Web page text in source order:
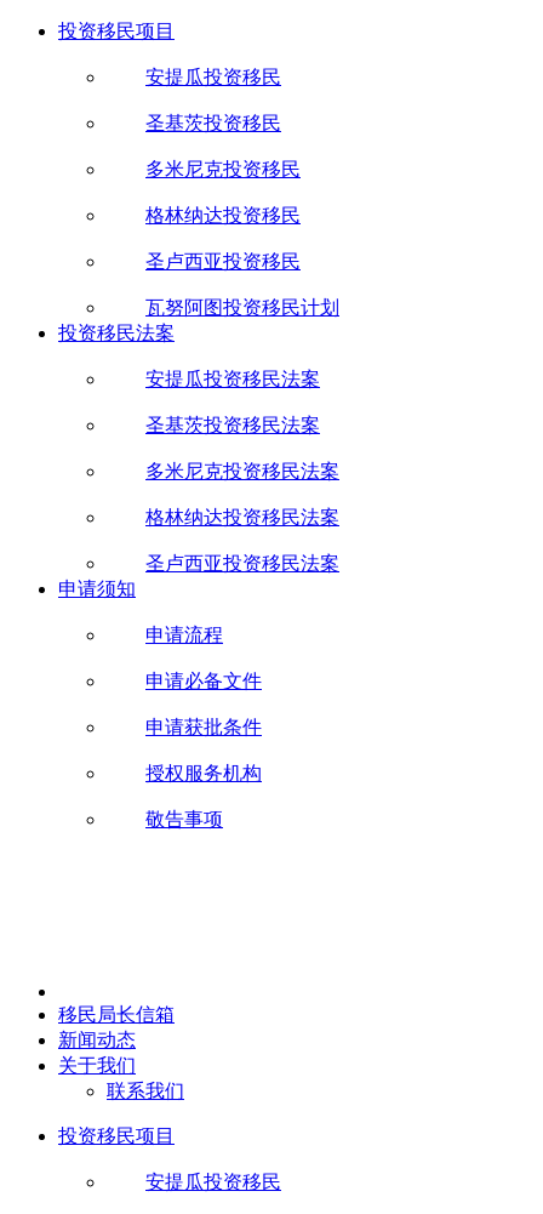
投资移民项目
安提瓜投资移民
圣基茨投资移民
多米尼克投资移民
格林纳达投资移民
圣卢西亚投资移民
瓦努阿图投资移民计划
投资移民法案
安提瓜投资移民法案
圣基茨投资移民法案
多米尼克投资移民法案
格林纳达投资移民法案
圣卢西亚投资移民法案
申请须知
申请流程
申请必备文件
申请获批条件
授权服务机构
敬告事项
移民局长信箱
新闻动态
关于我们
联系我们
投资移民项目
安提瓜投资移民